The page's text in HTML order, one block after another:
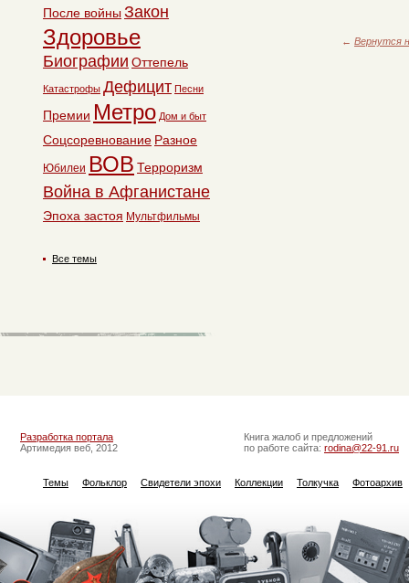
← Вернутся
После войны Закон
Здоровье
Биографии Оттепель
Катастрофы Дефицит Песни
Премии Метро Дом и быт
Соцсоревнование Разное
Юбилеи ВОВ Терроризм
Война в Афганистане
Эпоха застоя Мультфильмы
Все темы
Разработка портала
Артимедия веб, 2012
Книга жалоб и предложений
по работе сайта: rodina@22-91.ru
Темы Фольклор Свидетели эпохи Коллекции Толкучка Фотоархив